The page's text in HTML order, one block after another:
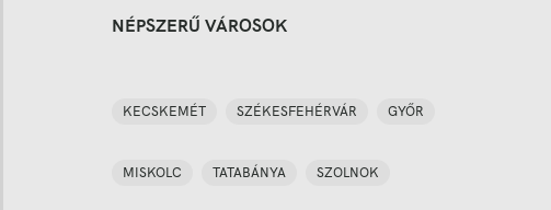
NÉPSZERŰ VÁROSOK
KECSKEMÉT SZÉKESFEHÉRVÁR GYŐR
MISKOLC TATABÁNYA SZOLNOK